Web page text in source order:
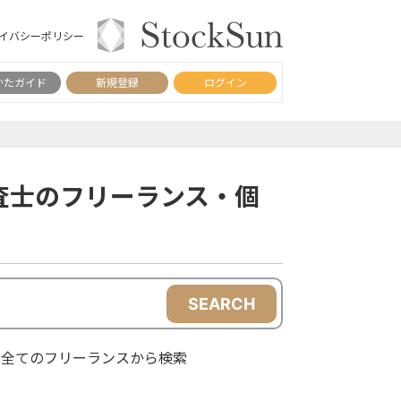
バシーポリシー
たガイド 新規登録 ログイン
のフリーランス・個
SEARCH
全てのフリーランスから検索